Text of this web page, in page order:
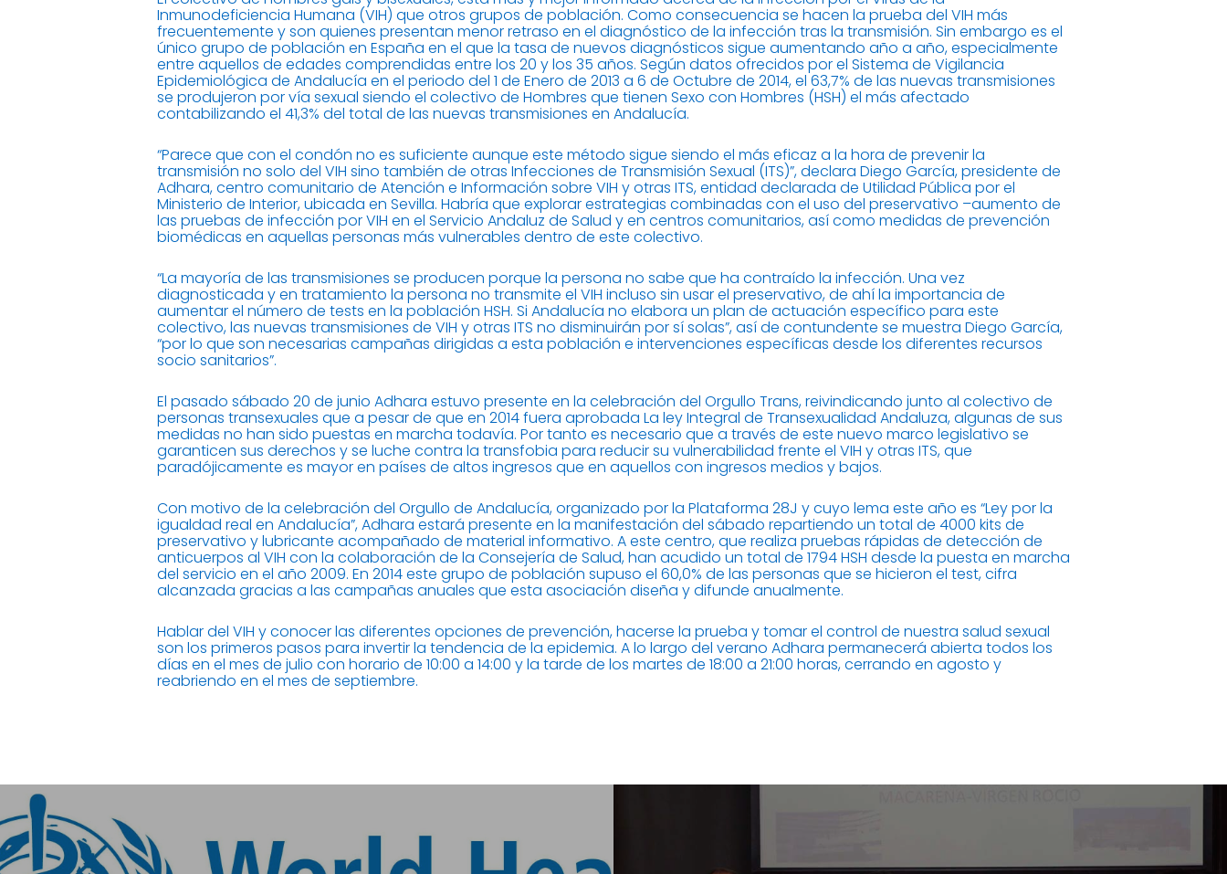
Inmunodeficiencia Humana (VIH) que otros grupos de población. Como consecuencia se hacen la prueba del VIH más
frecuentemente y son quienes presentan menor retraso en el diagnóstico de la infección tras la transmisión. Sin embargo es el
único grupo de población en España en el que la tasa de nuevos diagnósticos sigue aumentando año a año, especialmente
entre aquellos de edades comprendidas entre los 20 y los 35 años. Según datos ofrecidos por el Sistema de Vigilancia
Epidemiológica de Andalucía en el periodo del 1 de Enero de 2013 a 6 de Octubre de 2014, el 63,7% de las nuevas transmisiones
se produjeron por vía sexual siendo el colectivo de Hombres que tienen Sexo con Hombres (HSH) el más afectado
contabilizando el 41,3% del total de las nuevas transmisiones en Andalucía.
“Parece que con el condón no es suficiente aunque este método sigue siendo el más eficaz a la hora de prevenir la
transmisión no solo del VIH sino también de otras Infecciones de Transmisión Sexual (ITS)”, declara Diego García, presidente de
Adhara, centro comunitario de Atención e Información sobre VIH y otras ITS, entidad declarada de Utilidad Pública por el
Ministerio de Interior, ubicada en Sevilla. Habría que explorar estrategias combinadas con el uso del preservativo –aumento de
las pruebas de infección por VIH en el Servicio Andaluz de Salud y en centros comunitarios, así como medidas de prevención
biomédicas en aquellas personas más vulnerables dentro de este colectivo.
“La mayoría de las transmisiones se producen porque la persona no sabe que ha contraído la infección. Una vez
diagnosticada y en tratamiento la persona no transmite el VIH incluso sin usar el preservativo, de ahí la importancia de
aumentar el número de tests en la población HSH. Si Andalucía no elabora un plan de actuación específico para este
colectivo, las nuevas transmisiones de VIH y otras ITS no disminuirán por sí solas”, así de contundente se muestra Diego García,
“por lo que son necesarias campañas dirigidas a esta población e intervenciones específicas desde los diferentes recursos
socio sanitarios”.
El pasado sábado 20 de junio Adhara estuvo presente en la celebración del Orgullo Trans, reivindicando junto al colectivo de
personas transexuales que a pesar de que en 2014 fuera aprobada La ley Integral de Transexualidad Andaluza, algunas de sus
medidas no han sido puestas en marcha todavía. Por tanto es necesario que a través de este nuevo marco legislativo se
garanticen sus derechos y se luche contra la transfobia para reducir su vulnerabilidad frente el VIH y otras ITS, que
paradójicamente es mayor en países de altos ingresos que en aquellos con ingresos medios y bajos.
Con motivo de la celebración del Orgullo de Andalucía, organizado por la Plataforma 28J y cuyo lema este año es “Ley por la
igualdad real en Andalucía”, Adhara estará presente en la manifestación del sábado repartiendo un total de 4000 kits de
preservativo y lubricante acompañado de material informativo. A este centro, que realiza pruebas rápidas de detección de
anticuerpos al VIH con la colaboración de la Consejería de Salud, han acudido un total de 1794 HSH desde la puesta en marcha
del servicio en el año 2009. En 2014 este grupo de población supuso el 60,0% de las personas que se hicieron el test, cifra
alcanzada gracias a las campañas anuales que esta asociación diseña y difunde anualmente.
Hablar del VIH y conocer las diferentes opciones de prevención, hacerse la prueba y tomar el control de nuestra salud sexual
son los primeros pasos para invertir la tendencia de la epidemia. A lo largo del verano Adhara permanecerá abierta todos los
días en el mes de julio con horario de 10:00 a 14:00 y la tarde de los martes de 18:00 a 21:00 horas, cerrando en agosto y
reabriendo en el mes de septiembre.